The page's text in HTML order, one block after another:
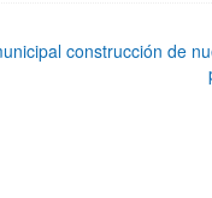
construcción de